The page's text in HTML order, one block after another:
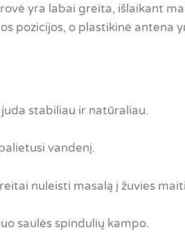
yra labai greita, išlaikant
pozicijos, o plastikinė antena
stabiliau ir natūraliau.
vandenį.
nuleisti masalą į žuvies
saulės spindulių kampo.